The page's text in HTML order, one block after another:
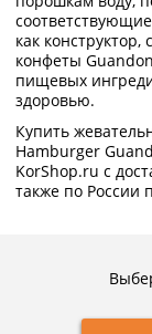
как
конфеты
пищевых
здоровью.
Купить
Hamburger
KorShop.ru с
также по России